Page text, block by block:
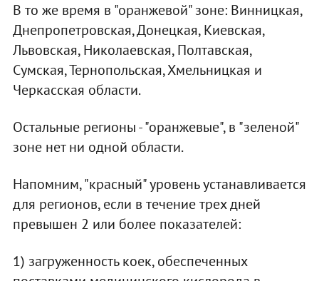
В то же время в "оранжевой" зоне: Винницкая,
Днепропетровская, Донецкая, Киевская,
Львовская, Николаевская, Полтавская,
Сумская, Тернопольская, Хмельницкая и
Черкасская области.
Остальные регионы - "оранжевые", в "зеленой"
зоне нет ни одной области.
Напомним, "красный" уровень устанавливается
для регионов, если в течение трех дней
превышен 2 или более показателей:
1) загруженность коек, обеспеченных